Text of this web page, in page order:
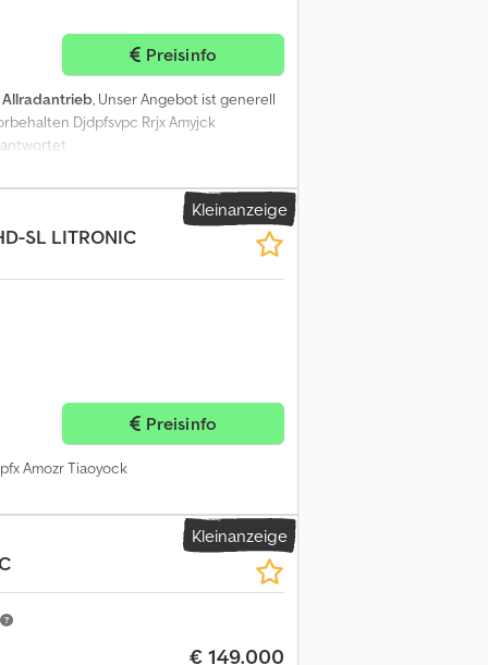
Preisinfo
Allradantrieb, Unser Angebot ist generell
Djdpfsvpc Rrjx Amyjck
Kleinanzeige
SL LITRONIC
Preisinfo
Amozr Tiaoyock
Kleinanzeige
€ 149.000